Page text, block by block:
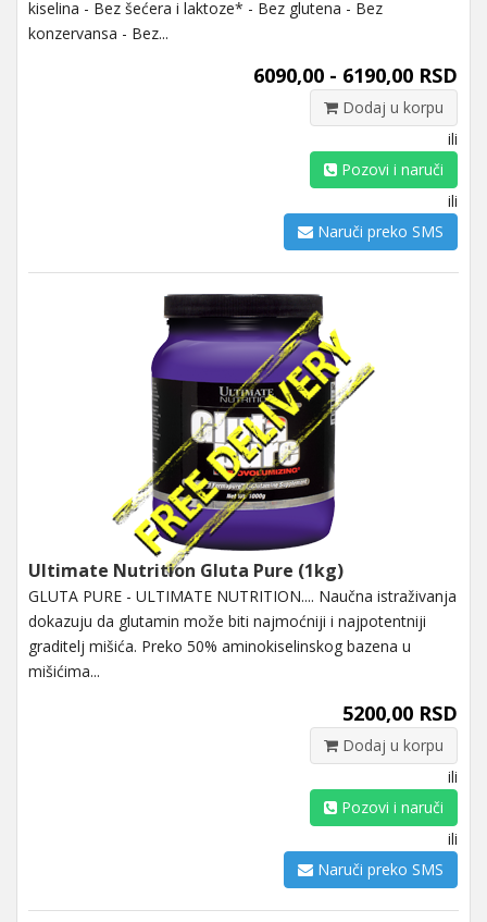
kiselina - Bez šećera i laktoze* - Bez glutena - Bez
konzervansa - Bez...
6090,00 - 6190,00 RSD
Dodaj u korpu
ili
Pozovi i naruči
ili
Naruči preko SMS
Ultimate Nutrition Gluta Pure (1kg)
GLUTA PURE - ULTIMATE NUTRITION.... Naučna istraživanja
dokazuju da glutamin može biti najmoćniji i najpotentniji
graditelj mišića. Preko 50% aminokiselinskog bazena u
mišićima...
5200,00 RSD
Dodaj u korpu
ili
Pozovi i naruči
ili
Naruči preko SMS